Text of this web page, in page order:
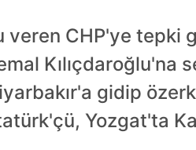
veren CHP'ye tepki
Kılıçdaroğlu'na
gidip
Yozgat'ta